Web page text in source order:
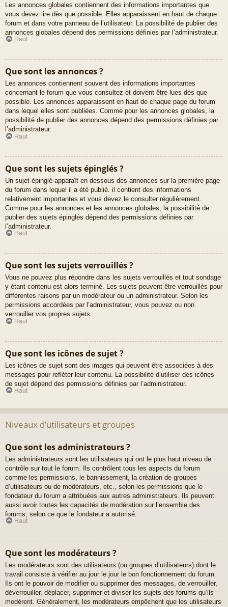
Les annonces globales contiennent des informations importantes que
vous devez lire dès que possible. Elles apparaissent en haut de chaque
forum et dans votre panneau de l’utilisateur. La possibilité de publier des
annonces globales dépend des permissions définies par l’administrateur.
Haut
Que sont les annonces ?
Les annonces contiennent souvent des informations importantes
concernant le forum que vous consultez et doivent être lues dès que
possible. Les annonces apparaissent en haut de chaque page du forum
dans lequel elles sont publiées. Comme pour les annonces globales, la
possibilité de publier des annonces dépend des permissions définies par
l’administrateur.
Haut
Que sont les sujets épinglés ?
Un sujet épinglé apparaît en dessous des annonces sur la première page
du forum dans lequel il a été publié. il contient des informations
relativement importantes et vous devez le consulter régulièrement.
Comme pour les annonces et les annonces globales, la possibilité de
publier des sujets épinglés dépend des permissions définies par
l’administrateur.
Haut
Que sont les sujets verrouillés ?
Vous ne pouvez plus répondre dans les sujets verrouillés et tout sondage
y étant contenu est alors terminé. Les sujets peuvent être verrouillés pour
différentes raisons par un modérateur ou un administrateur. Selon les
permissions accordées par l’administrateur, vous pouvez ou non
verrouiller vos propres sujets.
Haut
Que sont les icônes de sujet ?
Les icônes de sujet sont des images qui peuvent être associées à des
messages pour refléter leur contenu. La possibilité d’utiliser des icônes
de sujet dépend des permissions définies par l’administrateur.
Haut
Niveaux d’utilisateurs et groupes
Que sont les administrateurs ?
Les administrateurs sont les utilisateurs qui ont le plus haut niveau de
contrôle sur tout le forum. Ils contrôlent tous les aspects du forum
comme les permissions, le bannissement, la création de groupes
d’utilisateurs ou de modérateurs, etc., selon les permissions que le
fondateur du forum a attribuées aux autres administrateurs. Ils peuvent
aussi avoir toutes les capacités de modération sur l’ensemble des
forums, selon ce que le fondateur a autorisé.
Haut
Que sont les modérateurs ?
Les modérateurs sont des utilisateurs (ou groupes d’utilisateurs) dont le
travail consiste à vérifier au jour le jour le bon fonctionnement du forum.
Ils ont le pouvoir de modifier ou supprimer des messages, de verrouiller,
déverrouiller, déplacer, supprimer et diviser les sujets des forums qu’ils
modèrent. Généralement, les modérateurs empêchent que les utilisateurs